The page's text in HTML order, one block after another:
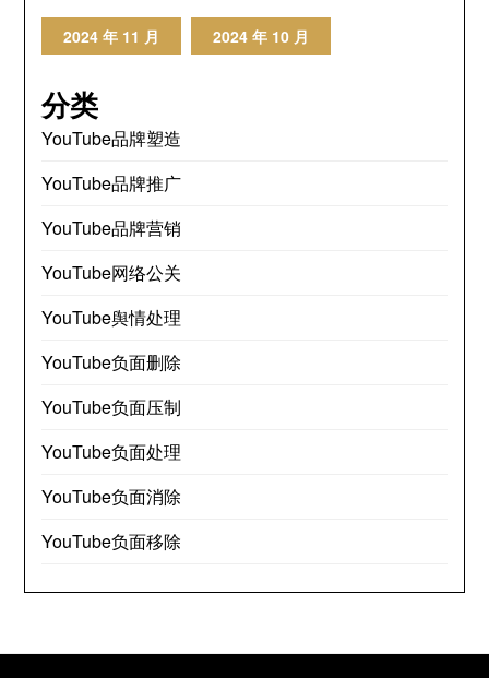
2024 年 11 月 2024 年 10 月
分类
YouTube品牌塑造
YouTube品牌推广
YouTube品牌营销
YouTube网络公关
YouTube舆情处理
YouTube负面删除
YouTube负面压制
YouTube负面处理
YouTube负面消除
YouTube负面移除